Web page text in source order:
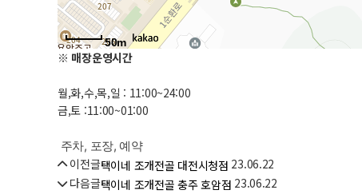
50m
※ 매장운영시간
월,화,수,목,일 : 11:00~24:00
금,토 :11:00~01:00
주차, 포장, 예약
이전글택이네 조개전골 대전시청점 23.06.22
다음글택이네 조개전골 충주 호암점 23.06.22